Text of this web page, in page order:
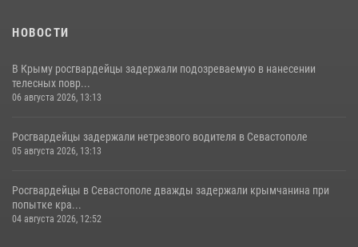
НОВОСТИ
В Крыму росгвардейцы задержали подозреваемую в нанесении
телесных повр...
06 августа 2026, 13:13
Росгвардейцы задержали нетрезвого водителя в Севастополе
05 августа 2026, 13:13
Росгвардейцы в Севастополе дважды задержали крымчанина при
попытке кра...
04 августа 2026, 12:52